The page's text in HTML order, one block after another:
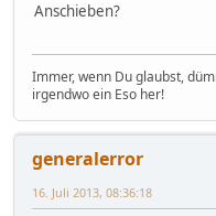
Anschieben?
Immer, wenn Du glaubst,
irgendwo ein Eso her!
generalerror
16. Juli 2013, 08:36:18